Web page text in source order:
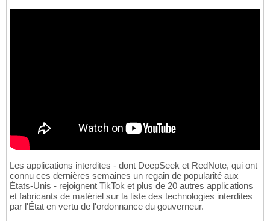
Les applications interdites - dont DeepSeek et RedNote, qui ont
connu ces dernières semaines un regain de popularité aux
États-Unis - rejoignent TikTok et plus de 20 autres applications
et fabricants de matériel sur la liste des technologies interdites
par l'État en vertu de l'ordonnance du gouverneur.